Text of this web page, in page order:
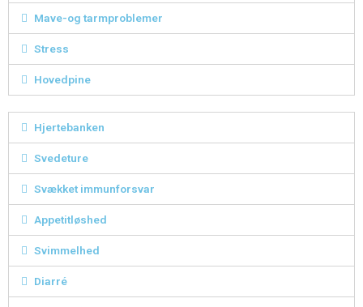
Mave-og tarmproblemer
Stress
Hovedpine
Hjertebanken
Svedeture
Svækket immunforsvar
Appetitløshed
Svimmelhed
Diarré